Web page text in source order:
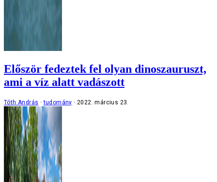
Először fedeztek fel olyan dinoszauruszt,
ami a víz alatt vadászott
Tóth András tudomány 2022. március 23.